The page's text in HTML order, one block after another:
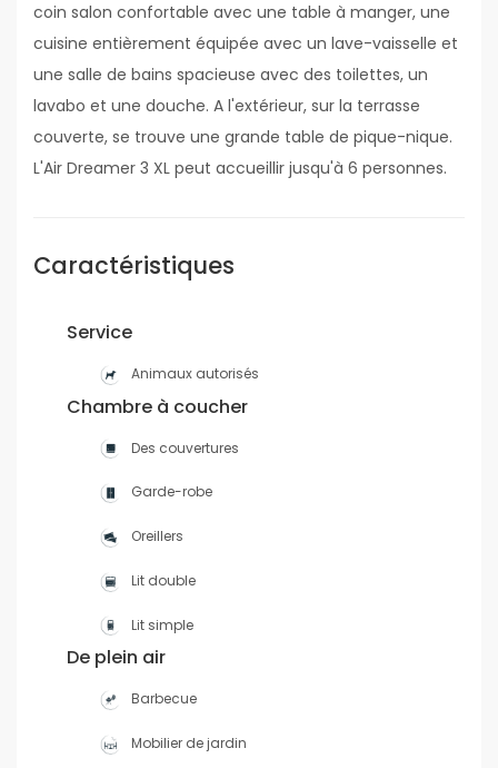
coin salon confortable avec une table à manger, une
cuisine entièrement équipée avec un lave-vaisselle et
une salle de bains spacieuse avec des toilettes, un
lavabo et une douche. A l'extérieur, sur la terrasse
couverte, se trouve une grande table de pique-nique.
L'Air Dreamer 3 XL peut accueillir jusqu'à 6 personnes.
Caractéristiques
Service
Animaux autorisés
Chambre à coucher
Des couvertures
Garde-robe
Oreillers
Lit double
Lit simple
De plein air
Barbecue
Mobilier de jardin